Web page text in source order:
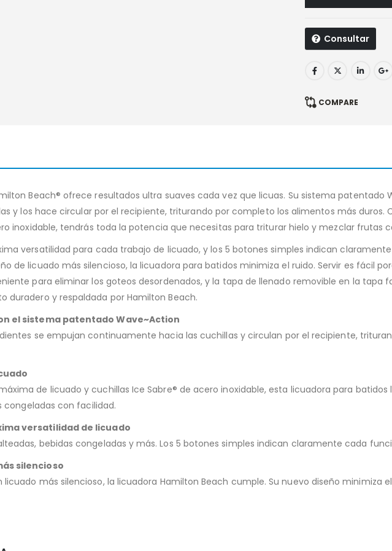
Consultar
COMPARE
Beach® ofrece resultados ultra suaves cada vez que licuas. Su sistema
y los hace circular por el recipiente, triturando por completo los alimentos más
inoxidable, tendrás toda la potencia que necesitas para triturar hielo y mezclar frutas
versatilidad para cada trabajo de licuado, y los 5 botones simples indican
de licuado más silencioso, la licuadora para batidos minimiza el ruido. Servir es fácil
para eliminar los goteos desordenados, y la tapa de llenado removible en la tapa
duradero y respaldada por Hamilton Beach.
el sistema patentado Wave~Action
se empujan continuamente hacia las cuchillas y circulan por el recipiente,
de licuado y cuchillas Ice Sabre® de acero inoxidable, esta licuadora para
con facilidad.
versatilidad de licuado
bebidas congeladas y más. Los 5 botones simples indican claramente cada
silencioso
más silencioso, la licuadora Hamilton Beach cumple. Su nuevo diseño minimiza